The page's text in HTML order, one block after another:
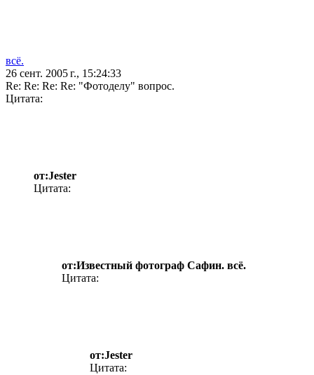
всё.
26 сент. 2005 г., 15:24:33
Re: Re: Re: Re: "Фотоделу" вопрос.
Цитата:
от:Jester
Цитата:
от:Известный фотограф Сафин. всё.
Цитата:
от:Jester
Цитата: